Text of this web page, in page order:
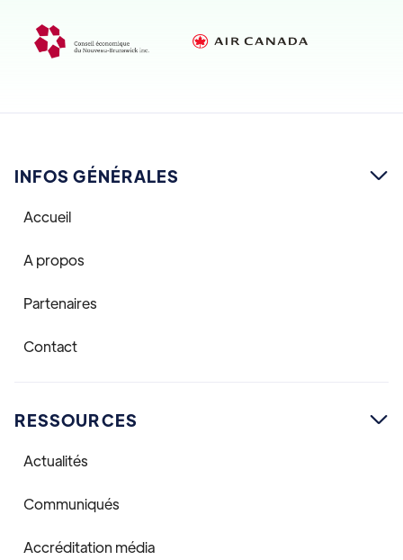
INFOS GÉNÉRALES 
Accueil
A propos
Partenaires
Contact
RESSOURCES 
Actualités
Communiqués
Accréditation média